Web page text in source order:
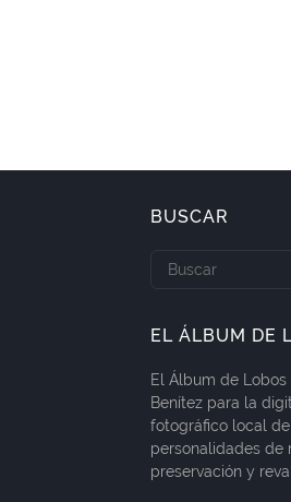
BUSCAR
EL ÁLBUM DE
El Álbum de
Benítez para la
fotográfico local
personalidades de
preservación y